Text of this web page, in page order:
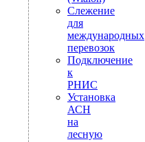
Слежение
для
международных
перевозок
Подключение
к
РНИС
Установка
АСН
на
лесную